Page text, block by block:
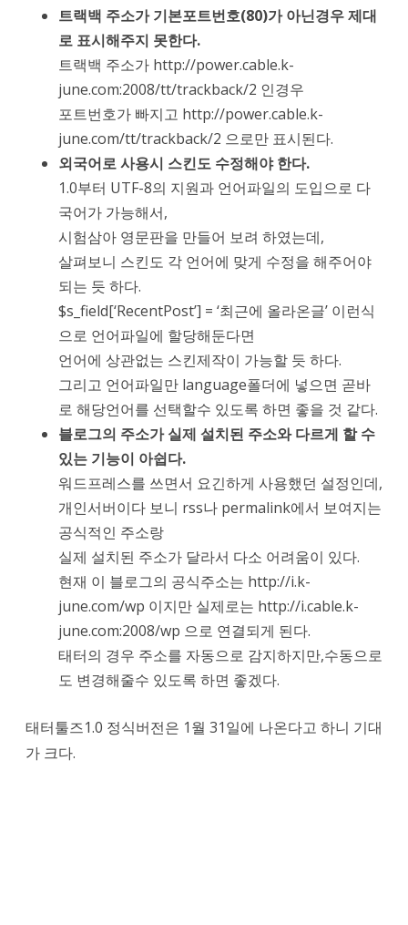
트랙백 주소가 기본포트번호(80)가 아닌경우 제대
로 표시해주지 못한다.
트랙백 주소가 http://power.cable.k-
june.com:2008/tt/trackback/2 인경우
포트번호가 빠지고 http://power.cable.k-
june.com/tt/trackback/2 으로만 표시된다.
외국어로 사용시 스킨도 수정해야 한다.
1.0부터 UTF-8의 지원과 언어파일의 도입으로 다
국어가 가능해서,
시험삼아 영문판을 만들어 보려 하였는데,
살펴보니 스킨도 각 언어에 맞게 수정을 해주어야
되는 듯 하다.
$s_field[‘RecentPost’] = ‘최근에 올라온글’ 이런식
으로 언어파일에 할당해둔다면
언어에 상관없는 스킨제작이 가능할 듯 하다.
그리고 언어파일만 language폴더에 넣으면 곧바
로 해당언어를 선택할수 있도록 하면 좋을 것 같다.
블로그의 주소가 실제 설치된 주소와 다르게 할 수
있는 기능이 아쉽다.
워드프레스를 쓰면서 요긴하게 사용했던 설정인데,
개인서버이다 보니 rss나 permalink에서 보여지는
공식적인 주소랑
실제 설치된 주소가 달라서 다소 어려움이 있다.
현재 이 블로그의 공식주소는 http://i.k-
june.com/wp 이지만 실제로는 http://i.cable.k-
june.com:2008/wp 으로 연결되게 된다.
태터의 경우 주소를 자동으로 감지하지만,수동으로
도 변경해줄수 있도록 하면 좋겠다.
태터툴즈1.0 정식버전은 1월 31일에 나온다고 하니 기대
가 크다.